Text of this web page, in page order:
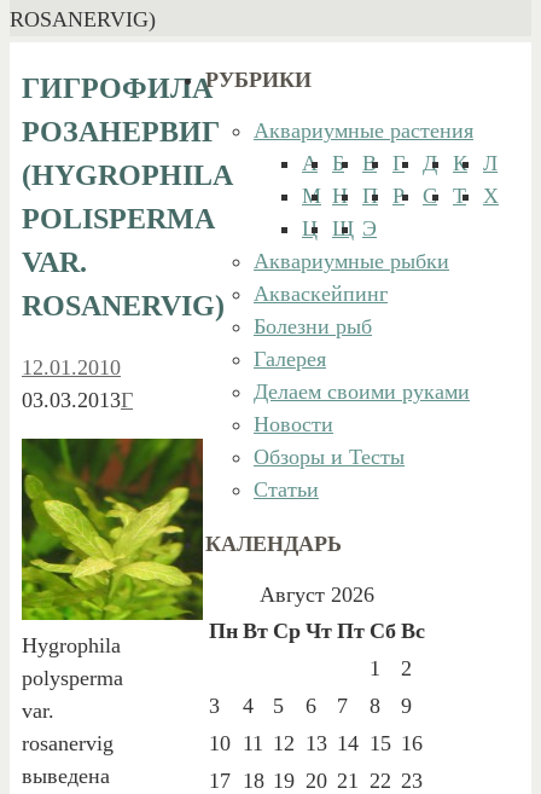
ROSANERVIG)
ГИГРОФИЛА
РОЗАНЕРВИГ
(HYGROPHILA
POLISPERMA
VAR.
ROSANERVIG)
12.01.2010
03.03.2013Г
Hygrophila
polysperma
var.
rosanervig
выведена
РУБРИКИ
Аквариумные растения
А Б В Г Д К
Л
М Н П Р С Т
Х
Ц Щ Э
Аквариумные рыбки
Акваскейпинг
Болезни рыб
Галерея
Делаем своими руками
Новости
Обзоры и Тесты
Статьи
КАЛЕНДАРЬ
Август 2026
Пн Вт Ср Чт Пт Сб Вс
1
2
3
4 5 6 7 8
9
10 11 12 13 14 15 16
17 18 19 20 21 22 23